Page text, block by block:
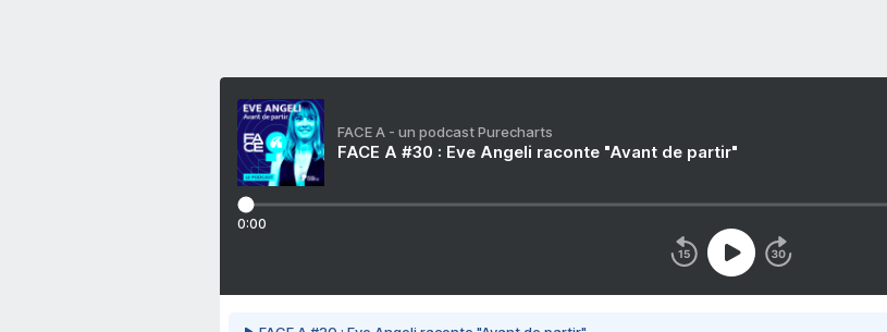
FACE A - un podcast Purecharts
FACE A #30 : Eve Angeli raconte "Avant de partir"
0:00